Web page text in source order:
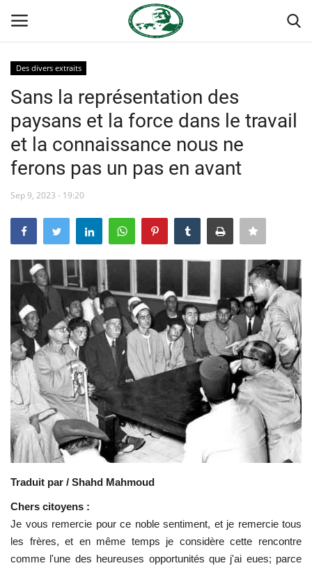
Accueil
Contact
Forum international Nasser
Terms & Conditions
Héritage de Gamal Abdel Nasser
L'Égypte
Les auspices
Mouvement de la jeunesse de
Nasser
La Bourse Nasser pour le leadership
international
Actualités
Équipe de travail
Les pionniers
Des divers extraits
Sans la représentation des
paysans et la force dans le travail
et la connaissance nous ne
ferons pas un pas en avant
Sep 9, 2023 - 19:20
Traduit par / Shahd Mahmoud
Chers citoyens :
Je vous remercie pour ce noble sentiment, et je remercie tous
les frères, et en même temps je considère cette rencontre
comme l'une des heureuses opportunités que j'ai eues; parce